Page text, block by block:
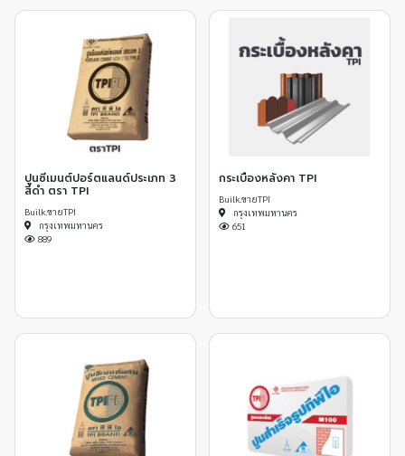
ปูนซีเมนต์ปอร์ตแลนด์ประเภท 3
สีดำ ตรา TPI
Builk.ขายTPI
กรุงเทพมหานคร
889
กระเบื้องหลังคา TPI
Builk.ขายTPI
กรุงเทพมหานคร
651